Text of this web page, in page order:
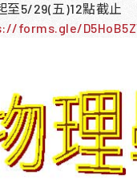
至5/29(五)12點截止
forms.gle/